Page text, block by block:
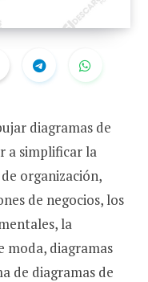
diagramas de
a simplificar la
organización,
de negocios, los
la
moda, diagramas
de diagramas de